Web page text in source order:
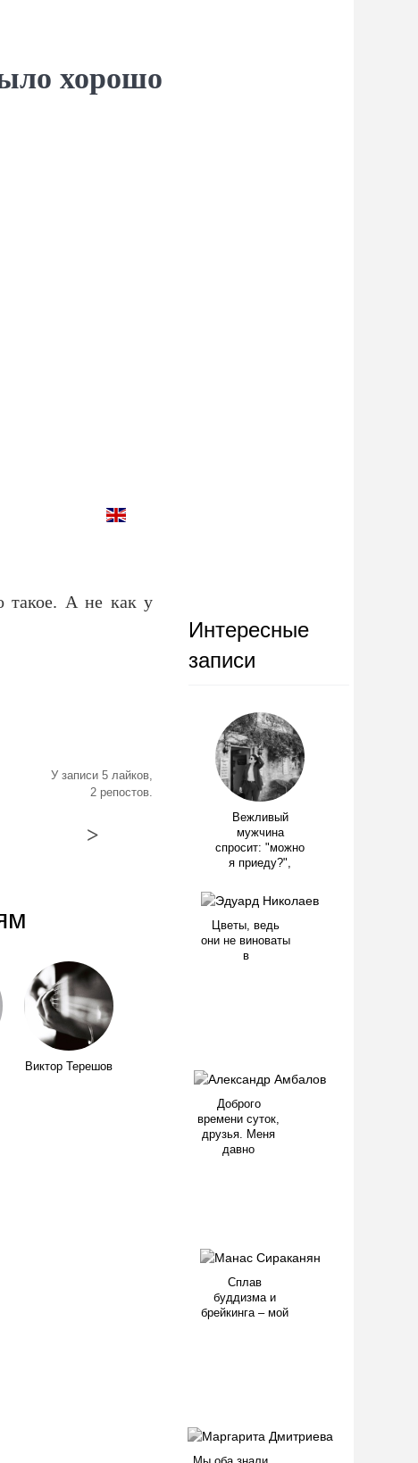
хорошо
такое. А не как у
У записи 5 лайков,
2 репостов.
>
Виктор Терешов
Интересные
записи
Вежливый
мужчина
спросит: "можно
я приеду?",
Цветы, ведь
они не виноваты
в
Доброго
времени суток,
друзья. Меня
давно
Сплав
буддизма и
брейкинга – мой